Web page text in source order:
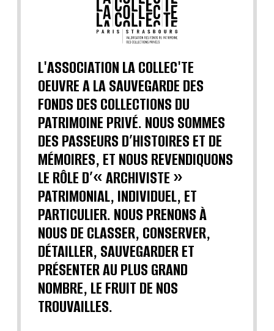
L'ASSOCIATION LA COLLEC'TE
OEUVRE A LA SAUVEGARDE DES
FONDS DES COLLECTIONS DU
PATRIMOINE PRIVÉ. NOUS SOMMES
DES PASSEURS D’HISTOIRES ET DE
MÉMOIRES, ET NOUS REVENDIQUONS
LE RÔLE D’« ARCHIVISTE »
PATRIMONIAL, INDIVIDUEL, ET
PARTICULIER. NOUS PRENONS À
NOUS DE CLASSER, CONSERVER,
DÉTAILLER, SAUVEGARDER ET
PRÉSENTER AU PLUS GRAND
NOMBRE, LE FRUIT DE NOS
TROUVAILLES.